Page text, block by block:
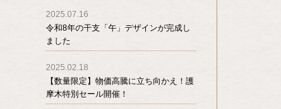
2025.07.16
令和8年の干支「午」デザインが完成し
ました
2025.02.18
【数量限定】物価高騰に立ち向かえ！護
摩木特別セール開催！